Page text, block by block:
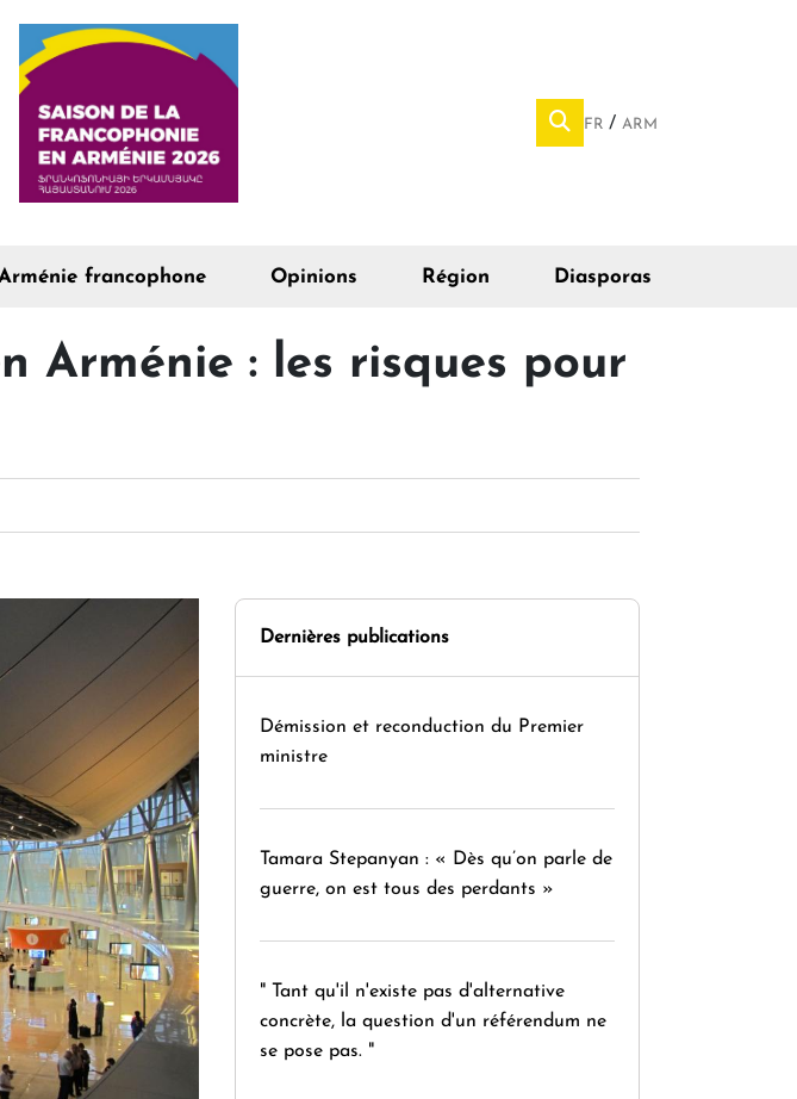
FR ARM
francophone Opinions Région Diasporas
Arménie : les risques pour
Dernières publications
Démission et reconduction du Premier
ministre
Tamara Stepanyan : « Dès qu’on parle de
guerre, on est tous des perdants »
" Tant qu'il n'existe pas d'alternative
concrète, la question d'un référendum ne
se pose pas. "